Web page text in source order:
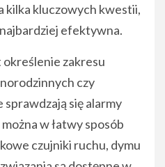
kilka kluczowych kwestii,
efektywna.
zakresu
czy
sprawdzają się alarmy
w łatwy sposób
czujniki ruchu, dymu